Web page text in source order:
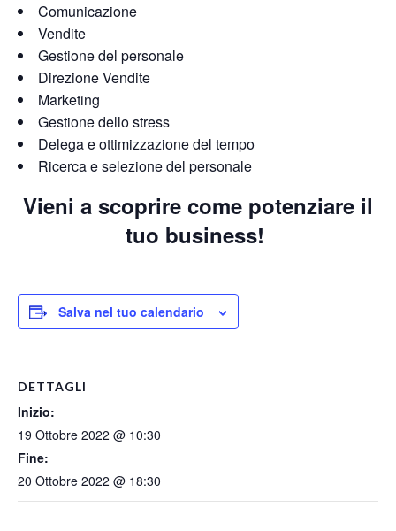
Comunicazione
Vendite
Gestione del personale
Direzione Vendite
Marketing
Gestione dello stress
Delega e ottimizzazione del tempo
Ricerca e selezione del personale
Vieni a scoprire come potenziare il
tuo business!
Salva nel tuo calendario
DETTAGLI
Inizio:
19 Ottobre 2022 @ 10:30
Fine:
20 Ottobre 2022 @ 18:30